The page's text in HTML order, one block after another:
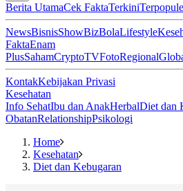
Berita UtamaCek FaktaTerkini
NewsBisnisShowBizBolaLifestyle
FaktaEnam
PlusSahamCryptoTVFotoRegional
KontakKebijakan Privasi
Kesehatan
Info SehatIbu dan AnakHerbalDiet dan
ObatanRelationshipPsikologi
Home
Kesehatan
Diet dan Kebugaran